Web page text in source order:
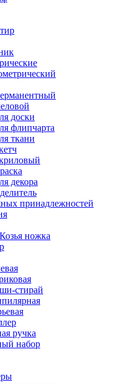
доски
флипчарта
ткани
декора
принадлежностей
ножка
стирай
ручка
набор